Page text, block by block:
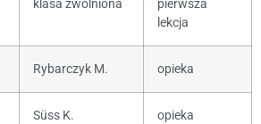
klasa zwolniona
pierwsza
lekcja
Rybarczyk M. opieka
Süss K. opieka